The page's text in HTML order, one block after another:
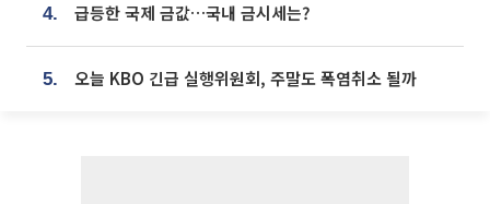
4. 급등한 국제 금값…국내 금시세는?
5. 오늘 KBO 긴급 실행위원회, 주말도 폭염취소 될까